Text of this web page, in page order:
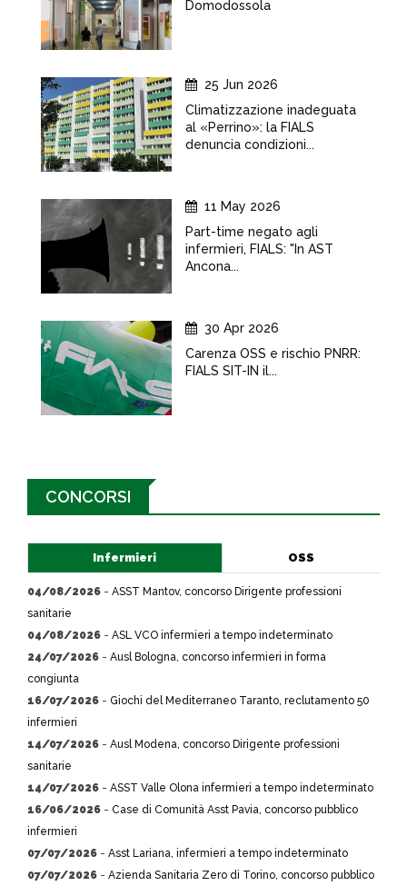
Domodossola
25 Jun 2026
Climatizzazione inadeguata
al «Perrino»: la FIALS
denuncia condizioni...
11 May 2026
Part-time negato agli
infermieri, FIALS: "In AST
Ancona...
30 Apr 2026
Carenza OSS e rischio PNRR:
FIALS SIT-IN il...
CONCORSI
Infermieri OSS
04/08/2026 - ASST Mantov, concorso Dirigente professioni
sanitarie
04/08/2026 - ASL VCO infermieri a tempo indeterminato
24/07/2026 - Ausl Bologna, concorso infermieri in forma
congiunta
16/07/2026 - Giochi del Mediterraneo Taranto, reclutamento 50
infermieri
14/07/2026 - Ausl Modena, concorso Dirigente professioni
sanitarie
14/07/2026 - ASST Valle Olona infermieri a tempo indeterminato
16/06/2026 - Case di Comunità Asst Pavia, concorso pubblico
infermieri
07/07/2026 - Asst Lariana, infermieri a tempo indeterminato
07/07/2026 - Azienda Sanitaria Zero di Torino, concorso pubblico